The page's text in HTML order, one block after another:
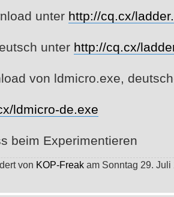
unter http://cq.cx/
unter http://cq.cx/
von ldmicro.exe,
ldmicro-de.exe
beim Experimentieren
von KOP-Freak am Sonntag 29.